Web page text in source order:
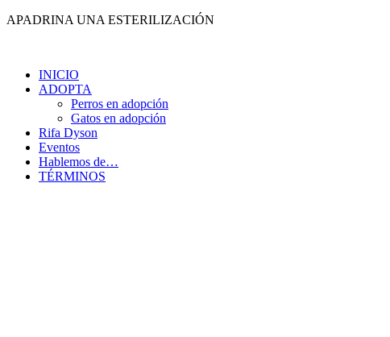
Ir
APADRINA UNA ESTERILIZACIÓN
INICIO
ADOPTA
Perros en adopción
Gatos en adopción
Rifa Dyson
Eventos
Hablemos de…
TÉRMINOS